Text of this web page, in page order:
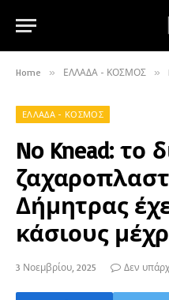
Home » ΕΛΛΑΔΑ - ΚΟΣΜΟΣ »
ΕΛΛΑΔΑ - ΚΟΣΜΟΣ
No Knead: το
Δήμητρας
κάσιους
3 Νοεμβρίου, 2025 Δεν